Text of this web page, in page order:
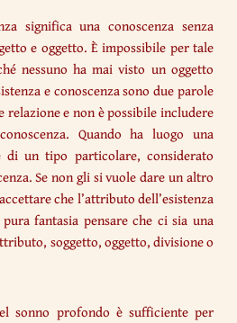
significa una conoscenza senza
e oggetto. È impossibile per tale
nessuno ha mai visto un oggetto
e conoscenza sono due parole
relazione e non è possibile includere
Quando ha luogo una
di un tipo particolare, considerato
Se non gli si vuole dare un altro
che l’attributo dell’esistenza
fantasia pensare che ci sia una
soggetto, oggetto, divisione o
sonno profondo è sufficiente per